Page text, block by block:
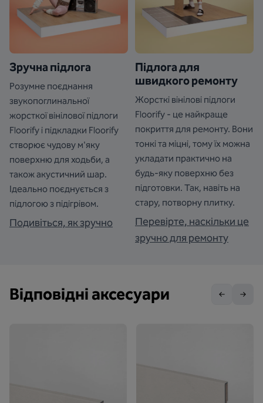
Зручна підлога
Розумне поєднання
звукопоглинальної
жорсткої вінілової підлоги
Floorify і підкладки Floorify
створює чудову м'яку
поверхню для ходьби, а
також акустичний шар.
Ідеально поєднується з
підлогою з підігрівом.
Подивіться, як зручно
Підлога для
швидкого ремонту
Жорсткі вінілові підлоги
Floorify - це найкраще
покриття для ремонту. Вони
тонкі та міцні, тому їх можна
укладати практично на
будь-яку поверхню без
підготовки. Так, навіть на
стару, потворну плитку.
Перевірте, наскільки це
зручно для ремонту
Відповідні аксесуари